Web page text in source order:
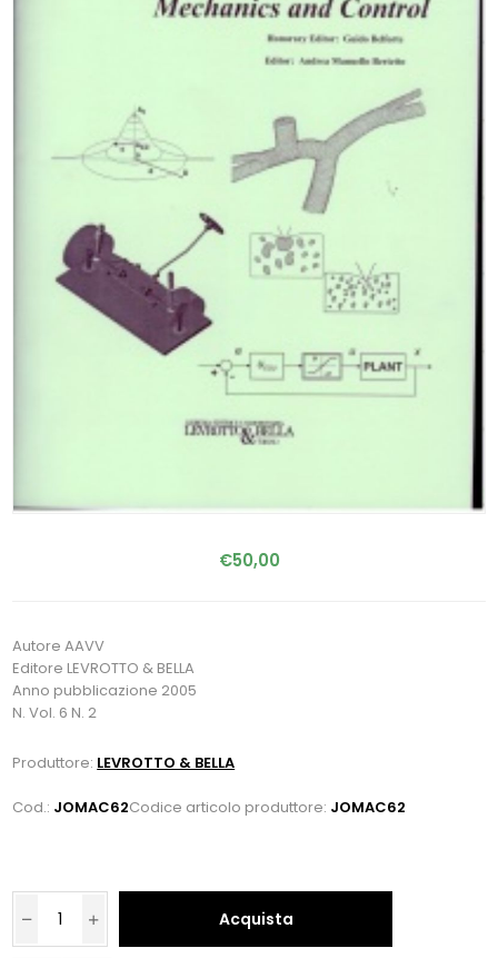
€50,00
Autore AAVV
Editore LEVROTTO & BELLA
Anno pubblicazione 2005
N. Vol. 6 N. 2
Produttore: LEVROTTO & BELLA
Cod.: JOMAC62Codice articolo produttore: JOMAC62
Acquista